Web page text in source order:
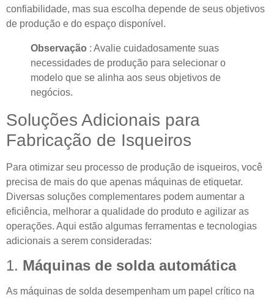
confiabilidade, mas sua escolha depende de seus objetivos
de produção e do espaço disponível.
Observação : Avalie cuidadosamente suas
necessidades de produção para selecionar o
modelo que se alinha aos seus objetivos de
negócios.
Soluções Adicionais para
Fabricação de Isqueiros
Para otimizar seu processo de produção de isqueiros, você
precisa de mais do que apenas máquinas de etiquetar.
Diversas soluções complementares podem aumentar a
eficiência, melhorar a qualidade do produto e agilizar as
operações. Aqui estão algumas ferramentas e tecnologias
adicionais a serem consideradas:
1. Máquinas de solda automática
As máquinas de solda desempenham um papel crítico na